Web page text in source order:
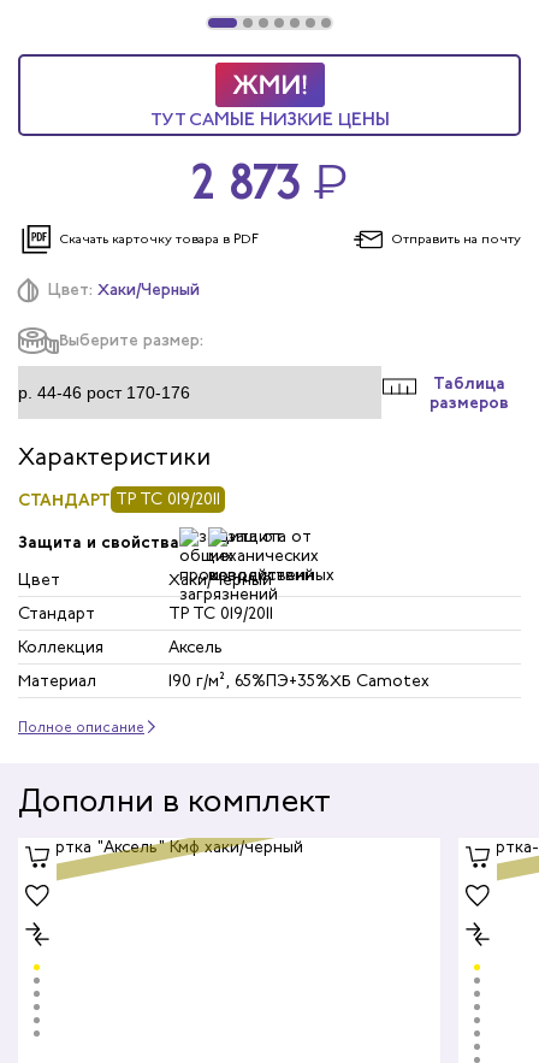
Цвет: Хаки/Черный
Выберите размер:
Таблица
размеров
Характеристики
СТАНДАРТ ТР ТС 019/2011
Защита и свойства
Цвет
Хаки/Черный
Стандарт
ТР ТС 019/2011
Коллекция
Аксель
Материал
190 г/м², 65%ПЭ+35%ХБ Camotex
Полное описание
ТУТ САМЫЕ НИЗКИЕ ЦЕНЫ
2 873 ₽
Скачать карточку товара в PDF Отправить на почту
Дополни в комплект